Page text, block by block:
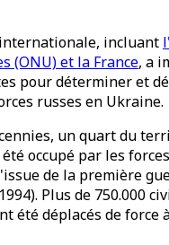
incluant
(ONU) et la France, a
pour déterminer et
russes en Ukraine.
un quart du
occupé par les
de la première
Plus de 750.000
été déplacés de force